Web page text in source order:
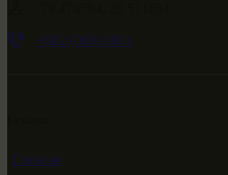
+682 (000) 0001
Главная